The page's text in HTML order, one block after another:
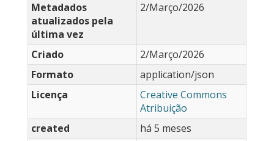
Metadados
atualizados pela
última vez
2/Março/2026
Criado
2/Março/2026
Formato
application/json
Licença
Creative Commons
Atribuição
created
há 5 meses